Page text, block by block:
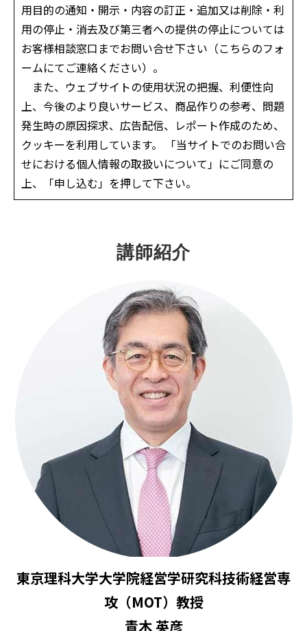
用目的の通知・開示・内容の訂正・追加又は削除・利
用の停止・消去及び第三者への提供の停止については
お客様相談窓口までお問い合せ下さい（こちらのフォ
ームにてご連絡ください）。
また、ウェブサイトの使用状況の把握、利便性向
上、今後のより良いサービス、商品作りの参考、問題
発生時の原因探求、広告配信、レポート作成のため、
クッキーを利用しています。 「当サイトでのお問い合
せにおける個人情報の取扱いについて」にご同意の
上、「申し込む」を押して下さい。
講師紹介
東京理科大学大学院経営学研究科技術経営専
攻（MOT）教授
青木 英彦